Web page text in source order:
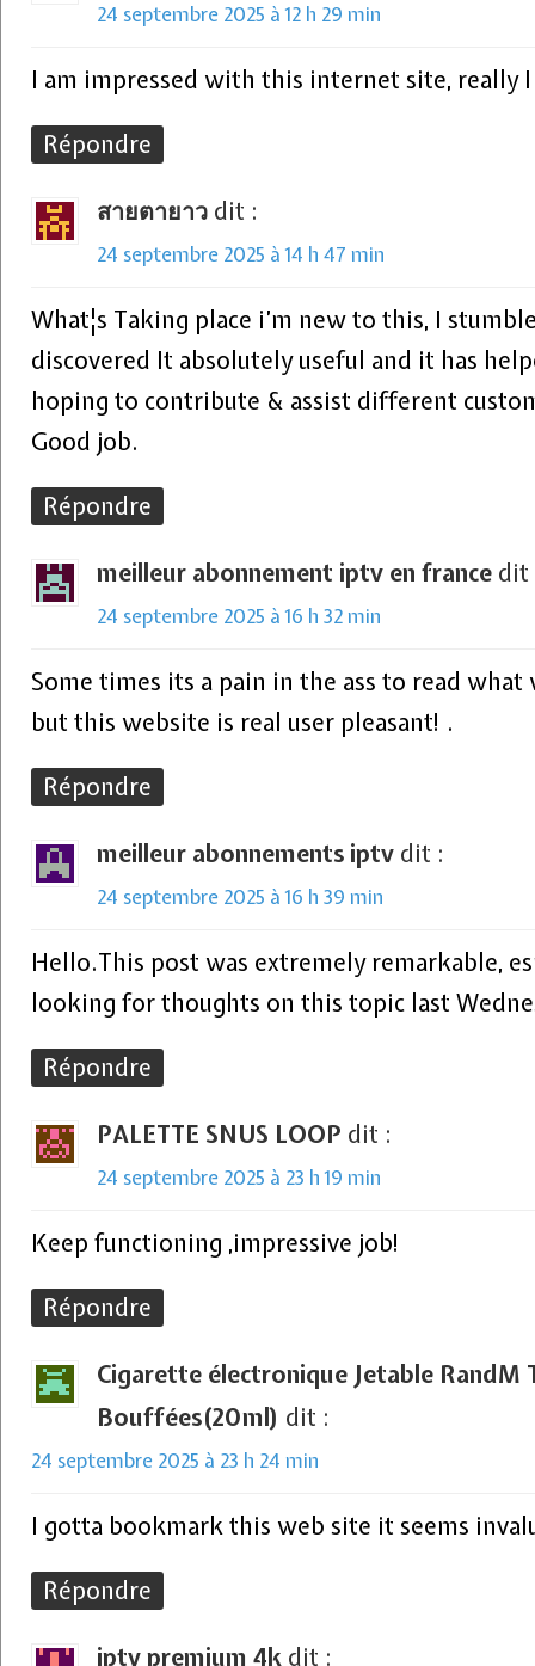
24 septembre 2025 à 12 h 29 min
I am impressed with this internet site, really I
Répondre
สายตายาว dit :
24 septembre 2025 à 14 h 47 min
What¦s Taking place i’m new to this, I
discovered It absolutely useful and it has
hoping to contribute & assist different
Good job.
Répondre
meilleur abonnement iptv en france dit
24 septembre 2025 à 16 h 32 min
Some times its a pain in the ass to read
but this website is real user pleasant! .
Répondre
meilleur abonnements iptv dit :
24 septembre 2025 à 16 h 39 min
Hello.This post was extremely remarkable,
looking for thoughts on this topic last
Répondre
PALETTE SNUS LOOP dit :
24 septembre 2025 à 23 h 19 min
Keep functioning ,impressive job!
Répondre
Cigarette électronique Jetable
Bouffées(20ml) dit :
24 septembre 2025 à 23 h 24 min
I gotta bookmark this web site it seems
Répondre
iptv premium 4k dit :